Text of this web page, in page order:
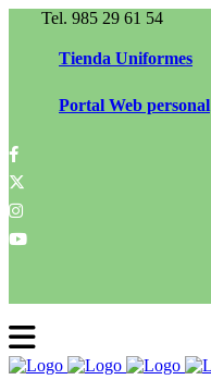
Tel. 985 29 61 54
Tienda Uniformes
Portal Web personal